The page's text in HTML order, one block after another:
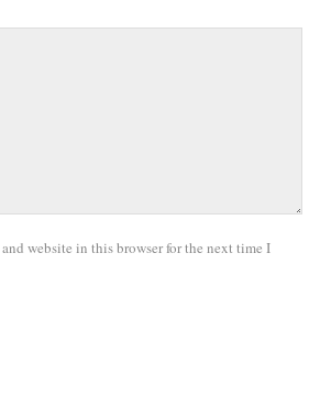
website in this browser for the next time I